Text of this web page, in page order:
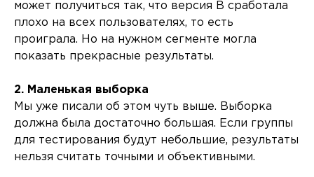
может получиться так, что версия B сработала
плохо на всех пользователях, то есть
проиграла. Но на нужном сегменте могла
показать прекрасные результаты.
2. Маленькая выборка
Мы уже писали об этом чуть выше. Выборка
должна была достаточно большая. Если группы
для тестирования будут небольшие, результаты
нельзя считать точными и объективными.